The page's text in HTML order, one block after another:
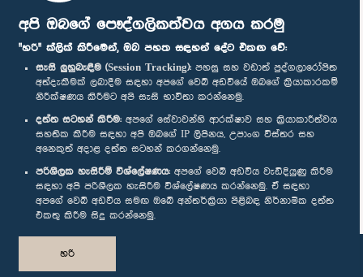
අපි ඔබගේ පෞද්ගලිකත්වය අගය කරමු
"හරි" ක්ලික් කිරීමෙන්, ඔබ පහත සඳහන් දේට එකඟ වේ:
සැසි ලුහුබැඳීම (Session Tracking): පහසු සහ වඩාත් පුද්ගලාරෝපිත
අත්දැකීමක් ලබාදීම සඳහා අපගේ වෙබ් අඩවියේ ඔබගේ ක්‍රියාකාරකම්
නිරීක්ෂණය කිරීමට අපි සැසි භාවිතා කරන්නෙමු.
දත්ත සටහන් කිරීම: අපගේ සේවාවන්හි ආරක්ෂාව සහ ක්‍රියාකාරීත්වය
සහතික කිරීම සඳහා අපි ඔබගේ IP ලිපිනය, උපාංග විස්තර සහ
අනෙකුත් අදාළ දත්ත සටහන් කරගන්නෙමු.
පරිශීලක හැසිරීම් විශ්ලේෂණය: අපගේ වෙබ් අඩවිය වැඩිදියුණු කිරීම
සඳහා අපි පරිශීලක හැසිරීම විශ්ලේෂණය කරන්නෙමු. ඒ සඳහා
අපගේ වෙබ් අඩවිය සමඟ ඔබේ අන්තර්ක්‍රියා පිළිබඳ නිර්නාමික දත්ත
එකතු කිරීම සිදු කරන්නෙමු.
හරි
පාර්ලිමේන්තු ජංගම යෙදුම
අප හා සම්බන්ධ වී සිටින්න :
සම්මාන
පෞද්ගලිකත්ව ප්‍රතිපත්තිය